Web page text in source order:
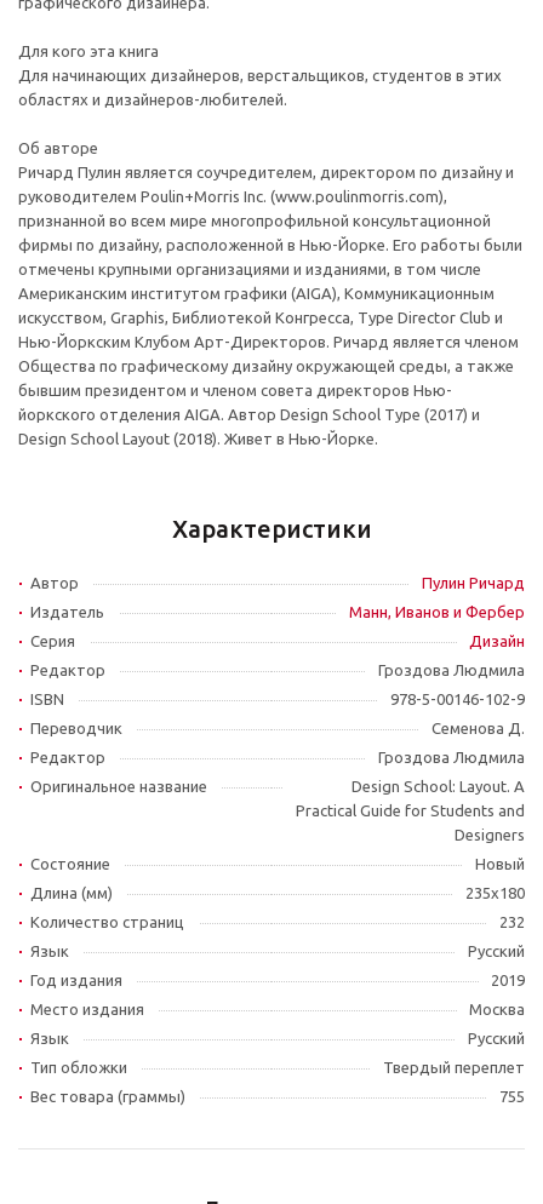
Для кого эта книга
Для начинающих дизайнеров, верстальщиков, студентов в этих
областях и дизайнеров-любителей.
Об авторе
Ричард Пулин является соучредителем, директором по дизайну и
руководителем Poulin+Morris Inc. (www.poulinmorris.com),
признанной во всем мире многопрофильной консультационной
фирмы по дизайну, расположенной в Нью-Йорке. Его работы были
отмечены крупными организациями и изданиями, в том числе
Американским институтом графики (AIGA), Коммуникационным
искусством, Graphis, Библиотекой Конгресса, Type Director Club и
Нью-Йоркским Клубом Арт-Директоров. Ричард является членом
Общества по графическому дизайну окружающей среды, а также
бывшим президентом и членом совета директоров Нью-
йоркского отделения AIGA. Автор Design School Type (2017) и
Design School Layout (2018). Живет в Нью-Йорке.
Характеристики
Автор
Пулин Ричард
Издатель
Манн, Иванов и Фербер
Серия
Дизайн
Редактор
Гроздова Людмила
ISBN
978-5-00146-102-9
Переводчик
Семенова Д.
Редактор
Гроздова Людмила
Оригинальное название
Design School: Layout. A
Practical Guide for Students and
Designers
Состояние
Новый
Длина (мм)
235x180
Количество страниц
232
Язык
Русский
Год издания
2019
Место издания
Москва
Язык
Русский
Тип обложки
Твердый переплет
Вес товара (граммы)
755